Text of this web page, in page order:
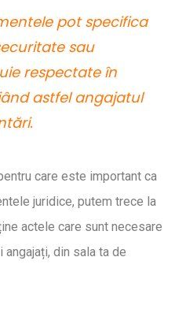
pot specifica
sau
respectate în
astfel angajatul
care este important ca
juridice, putem trece la
actele care sunt necesare
din sala ta de